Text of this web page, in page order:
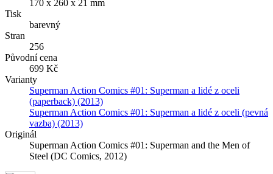
170 x 260 x 21 mm
Tisk
barevný
Stran
256
Původní cena
699 Kč
Varianty
Superman Action Comics #01: Superman a lidé z oceli
(paperback) (2013)
Superman Action Comics #01: Superman a lidé z oceli (pevná
vazba) (2013)
Originál
Superman Action Comics #01: Superman and the Men of
Steel (DC Comics, 2012)